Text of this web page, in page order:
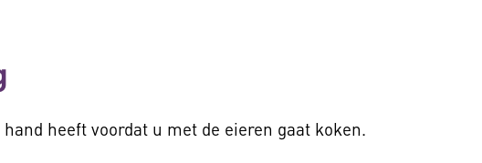
heeft voordat u met de eieren gaat koken.